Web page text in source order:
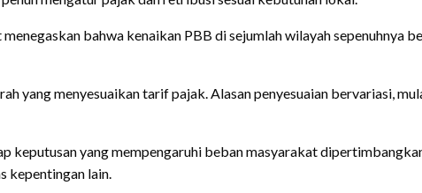
bahwa kenaikan PBB di sejumlah wilayah sepenuhnya
yang menyesuaikan tarif pajak. Alasan penyesuaian bervariasi,
keputusan yang mempengaruhi beban masyarakat
kepentingan lain.